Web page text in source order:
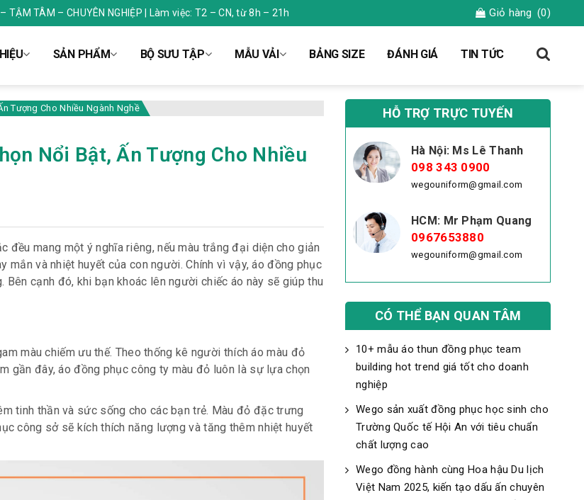
TÂM – CHUYÊN NGHIỆP | Làm việc: T2 – CN, từ 8h – 21h Giỏ hàng (0)
SẢN PHẨM BỘ SƯU TẬP MẪU VẢI BẢNG SIZE ĐÁNH GIÁ TIN TỨC
Tượng Cho Nhiều Ngành Nghề
Nổi Bật, Ấn Tượng Cho Nhiều
đều mang một ý nghĩa riêng, nếu màu trắng đại diện cho giản
mắn và nhiệt huyết của con người. Chính vì vậy, áo đồng phục
cạnh đó, khi bạn khoác lên người chiếc áo này sẽ giúp thu
màu chiếm ưu thế. Theo thống kê người thích áo màu đỏ
gần đây, áo đồng phục công ty màu đỏ luôn là sự lựa chọn
tinh thần và sức sống cho các bạn trẻ. Màu đỏ đặc trưng
công sở sẽ kích thích năng lượng và tăng thêm nhiệt huyết
HỖ TRỢ TRỰC TUYẾN
Hà Nội: Ms Lê Thanh
098 343 0900
wegouniform@gmail.com
HCM: Mr Phạm Quang
0967653880
wegouniform@gmail.com
CÓ THỂ BẠN QUAN TÂM
10+ mẫu áo thun đồng phục team
building hot trend giá tốt cho doanh
nghiệp
Wego sản xuất đồng phục học sinh cho
Trường Quốc tế Hội An với tiêu chuẩn
chất lượng cao
Wego đồng hành cùng Hoa hậu Du lịch
Việt Nam 2025, kiến tạo dấu ấn chuyên